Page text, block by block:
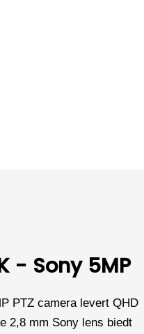
- Sony 5MP
PTZ camera levert QHD
2,8 mm Sony lens biedt